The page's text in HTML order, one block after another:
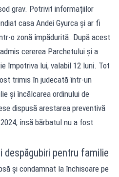
grav. Potrivit informațiilor
casa Andei Gyurca și ar fi
o zonă împădurită. După acest
cererea Parchetului și a
împotriva lui, valabil 12 luni. Tot
trimis în judecată într-un
și încălcarea ordinului de
dispusă arestarea preventivă
însă bărbatul nu a fost
despăgubiri pentru familie
și condamnat la închisoare pe